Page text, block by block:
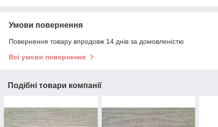
Умови повернення
Повернення товару впродовж 14 днів за домовленістю
Всі умови повернення
Подібні товари компанії